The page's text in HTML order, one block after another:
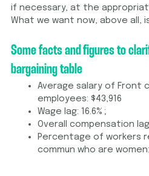
if necessary, at the
What we want now, above all,
Some facts and figures to
bargaining table
Average salary of Front
employees: $43,916
Wage lag: 16.6% ;
Overall compensation lag:
Percentage of workers
commun who are women: